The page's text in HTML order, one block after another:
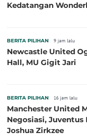
Kedatangan
BERITA PILIHAN 9 jam lalu
Newcastle United
Hall, MU Gigit Jari
BERITA PILIHAN 16 jam lalu
Manchester United
Negosiasi, Juventus
Joshua Zirkzee